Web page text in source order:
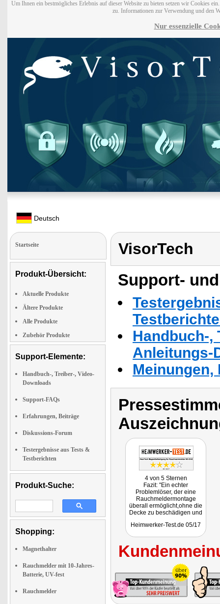
Um Ihnen ein bestmögliches Erlebnis auf dieser Website zu bieten setzen wir Cookies
zu. Informationen zur Verwendung und den
Nur essenzielle
Deutsch
Startseite
Produkt-Übersicht:
Aktuelle Produkte
Ältere Produkte
Alle Produkte
Zubehör Produkte
Support-Elemente:
Handbuch-, Treiber-, Video-
Downloads
Support-FAQs
Erfahrungen, Beiträge
Diskussions-Forum
Testergebnisse aus Tests &
Testberichten
Produkt-Suche:
Shopping:
Magnethalter
Rauchmelder mit 10-Jahres-
Batterie, UV-fest
Rauchmelder
VisorTech
Support-
Handbuch-,
Anleitungs-
4 von 5 Sternen
Fazit: "Ein echter
Problemlöser, der eine
Rauchmeldermontage
überall ermöglicht,ohne die
Decke zu beschädigen und
und sauber funktioniert."
Heimwerker-Test.de 05/17